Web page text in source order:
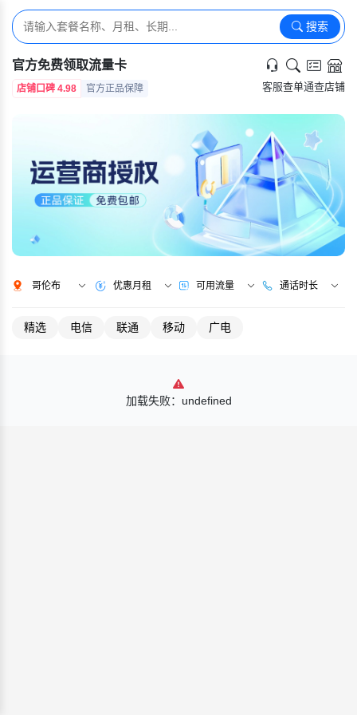
搜索
官方免费领取流量卡
店铺口碑 4.98 官方正品保障 客服查单通查店铺
哥伦布 优惠月租 可用流量 通话时长
精选 电信 联通 移动 广电
加载失败：undefined